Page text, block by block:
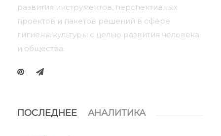
развития инструментов, перспективных
проектов и пакетов решений в сфере
гигиены культуры с целью развития человека
и общества.
ПОСЛЕДНЕЕ АНАЛИТИКА